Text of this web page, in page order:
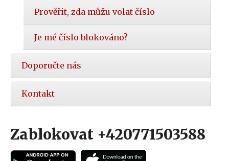
Prověřit, zda můžu volat číslo
Je mé číslo blokováno?
Doporučte nás
Kontakt
Zablokovat +420771503588